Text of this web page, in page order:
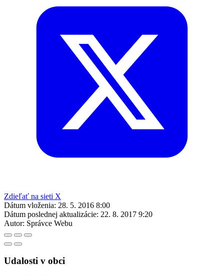
Zdieľať na sieti X
Dátum vloženia: 28. 5. 2016 8:00
Dátum poslednej aktualizácie: 22. 8. 2017 9:20
Autor: Správce Webu
Udalosti v obci